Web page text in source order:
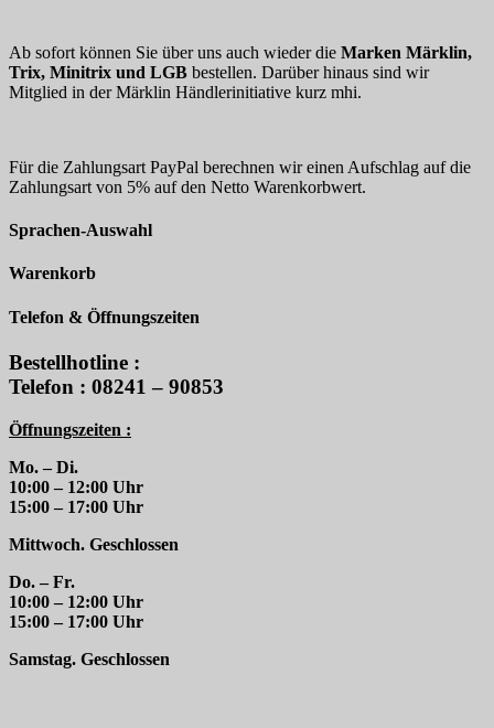
Ab sofort können Sie über uns auch wieder die Marken Märklin,
Trix, Minitrix und LGB bestellen. Darüber hinaus sind wir
Mitglied in der Märklin Händlerinitiative kurz mhi.
Für die Zahlungsart PayPal berechnen wir einen Aufschlag auf die
Zahlungsart von 5% auf den Netto Warenkorbwert.
Sprachen-Auswahl
Warenkorb
Telefon & Öffnungszeiten
Bestellhotline :
Telefon : 08241 – 90853
Öffnungszeiten :
Mo. – Di.
10:00 – 12:00 Uhr
15:00 – 17:00 Uhr
Mittwoch. Geschlossen
Do. – Fr.
10:00 – 12:00 Uhr
15:00 – 17:00 Uhr
Samstag. Geschlossen